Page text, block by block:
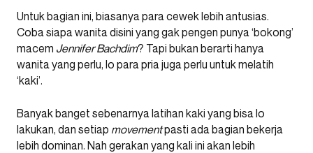
Untuk bagian ini, biasanya para cewek lebih antusias.
Coba siapa wanita disini yang gak pengen punya ‘bokong’
macem Jennifer Bachdim? Tapi bukan berarti hanya
wanita yang perlu, lo para pria juga perlu untuk melatih
‘kaki’.
Banyak banget sebenarnya latihan kaki yang bisa lo
lakukan, dan setiap movementpasti ada bagian bekerja
lebih dominan. Nah gerakan yang kali ini akan lebih